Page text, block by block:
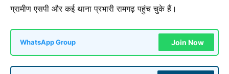
ग्रामीण एसपी और कई थाना प्रभारी रामगढ़ पहुंच चुके हैं।
WhatsApp Group Join Now